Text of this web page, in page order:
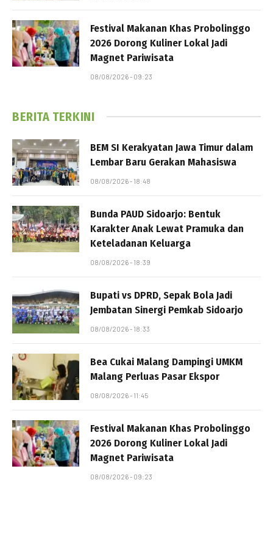
Festival Makanan Khas Probolinggo
2026 Dorong Kuliner Lokal Jadi
Magnet Pariwisata
08/08/2026 - 09:23
BERITA TERKINI
BEM SI Kerakyatan Jawa Timur dalam
Lembar Baru Gerakan Mahasiswa
08/08/2026 - 18:48
Bunda PAUD Sidoarjo: Bentuk
Karakter Anak Lewat Pramuka dan
Keteladanan Keluarga
08/08/2026 - 18:39
Bupati vs DPRD, Sepak Bola Jadi
Jembatan Sinergi Pemkab Sidoarjo
08/08/2026 - 18:33
Bea Cukai Malang Dampingi UMKM
Malang Perluas Pasar Ekspor
08/08/2026 - 11:45
Festival Makanan Khas Probolinggo
2026 Dorong Kuliner Lokal Jadi
Magnet Pariwisata
08/08/2026 - 09:23